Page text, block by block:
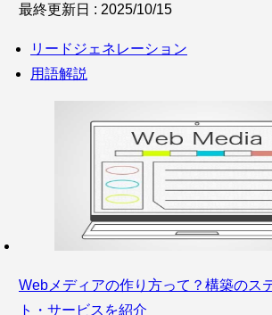
最終更新日 : 2025/10/15
リードジェネレーション
用語解説
Webメディアの作り方って？構築のス
ト・サービスを紹介